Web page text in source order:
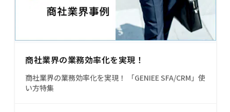
商社業界の業務効率化を実現！
商社業界の業務効率化を実現！ 「GENIEE SFA/CRM」使
い方特集